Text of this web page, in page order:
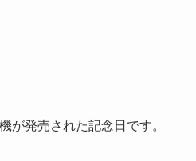
発売された記念日です。